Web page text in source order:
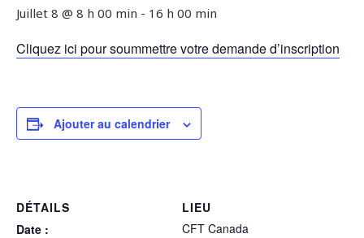
Juillet 8 @ 8 h 00 min - 16 h 00 min
Cliquez ici pour soummettre votre demande d’inscription
Ajouter au calendrier
DÉTAILS
Date :
LIEU
CFT Canada